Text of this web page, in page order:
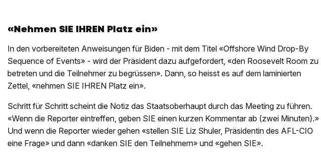
«Nehmen SIE IHREN Platz ein»
In den vorbereiteten Anweisungen für Biden - mit dem Titel «Offshore Wind Drop-By
Sequence of Events» - wird der Präsident dazu aufgefordert, «den Roosevelt Room zu
betreten und die Teilnehmer zu begrüssen». Dann, so heisst es auf dem laminierten
Zettel, «nehmen SIE IHREN Platz ein».
Schritt für Schritt scheint die Notiz das Staatsoberhaupt durch das Meeting zu führen.
«Wenn die Reporter eintreffen, geben SIE einen kurzen Kommentar ab (zwei Minuten).»
Und wenn die Reporter wieder gehen «stellen SIE Liz Shuler, Präsidentin des AFL-CIO
eine Frage» und dann «danken SIE den Teilnehmern» und «gehen SIE».